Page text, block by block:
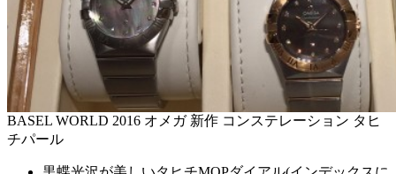
BASEL WORLD 2016 オメガ 新作 コンステレーション タヒ
チパール